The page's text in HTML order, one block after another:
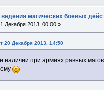
магических боевых
Декабря 2013, 00:00 »
20 Декабря 2013, 14:50
наличии при армиях равных